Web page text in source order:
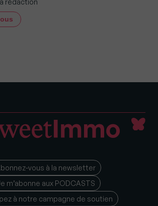
rédaction
vous à la newsletter
m’abonne aux PODCASTS
à notre campagne de soutien